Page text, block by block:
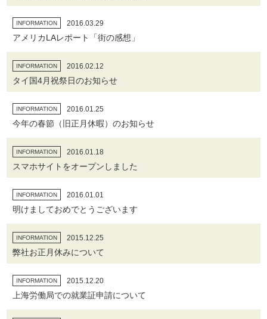
INFORMATION 2016.03.29
アメリカLAレポート「街の感想」
INFORMATION 2016.02.12
タイ国4月祝祭日のお知らせ
INFORMATION 2016.01.25
今年の春節（旧正月休暇）のお知らせ
INFORMATION 2016.01.18
スマホサイトをオープンしました
INFORMATION 2016.01.01
明けましておめでとうございます
INFORMATION 2015.12.25
弊社お正月休みについて
INFORMATION 2015.12.20
上海労働局での就業証申請について